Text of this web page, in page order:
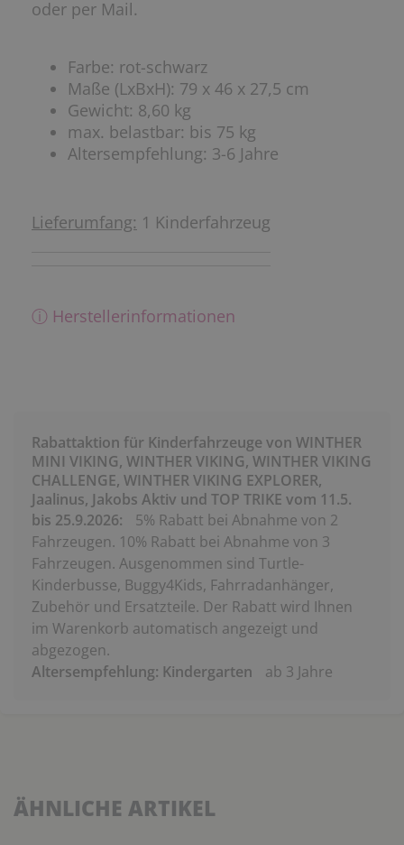
oder per Mail.
Farbe: rot-schwarz
Maße (LxBxH): 79 x 46 x 27,5 cm
Gewicht: 8,60 kg
max. belastbar: bis 75 kg
Altersempfehlung: 3-6 Jahre
Lieferumfang: 1 Kinderfahrzeug
ⓘ Herstellerinformationen
Rabattaktion für Kinderfahrzeuge von WINTHER
MINI VIKING, WINTHER VIKING, WINTHER VIKING
CHALLENGE, WINTHER VIKING EXPLORER,
Jaalinus, Jakobs Aktiv und TOP TRIKE vom 11.5.
bis 25.9.2026:
5% Rabatt bei Abnahme von 2
Fahrzeugen. 10% Rabatt bei Abnahme von 3
Fahrzeugen. Ausgenommen sind Turtle-
Kinderbusse, Buggy4Kids, Fahrradanhänger,
Zubehör und Ersatzteile. Der Rabatt wird Ihnen
im Warenkorb automatisch angezeigt und
abgezogen.
Altersempfehlung: Kindergarten
ab 3 Jahre
ÄHNLICHE ARTIKEL